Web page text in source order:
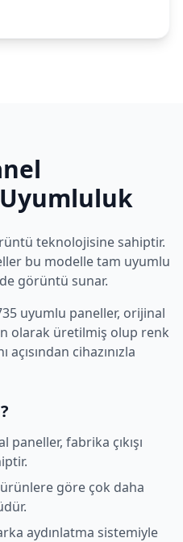
teknolojisine sahiptir.
bu modelle tam uyumlu
görüntü sunar.
uyumlu paneller, orijinal
olarak üretilmiş olup renk
cihazınızla
paneller, fabrika çıkışı
göre çok daha
aydınlatma sistemiyle